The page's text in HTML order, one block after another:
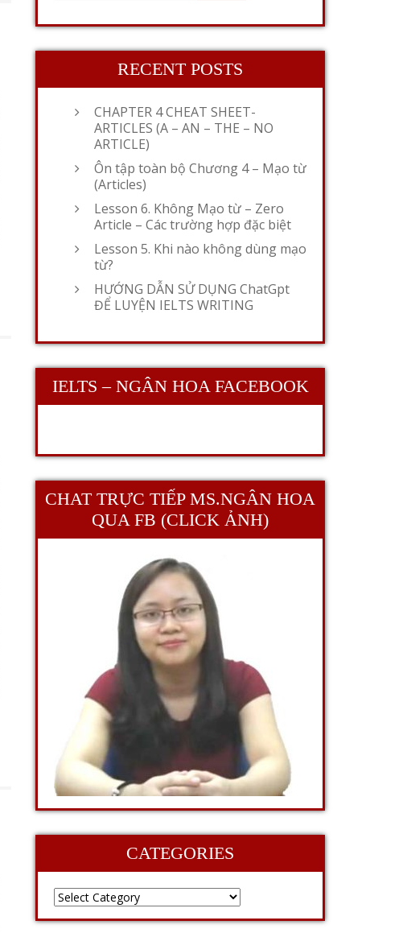
RECENT POSTS
CHAPTER 4 CHEAT SHEET-
ARTICLES (A – AN – THE – NO
ARTICLE)
Ôn tập toàn bộ Chương 4 – Mạo từ
(Articles)
Lesson 6. Không Mạo từ – Zero
Article – Các trường hợp đặc biệt
Lesson 5. Khi nào không dùng mạo
từ?
HƯỚNG DẪN SỬ DỤNG ChatGpt
ĐỂ LUYỆN IELTS WRITING
IELTS – NGÂN HOA FACEBOOK
CHAT TRỰC TIẾP MS.NGÂN HOA
QUA FB (CLICK ẢNH)
CATEGORIES